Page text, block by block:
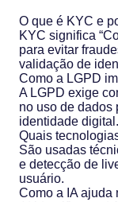
O que é KYC e
KYC significa
para evitar
validação de
Como a LGPD
A LGPD exige
no uso de dados
identidade digital.
Quais
São usadas
e detecção de
usuário.
Como a IA ajuda